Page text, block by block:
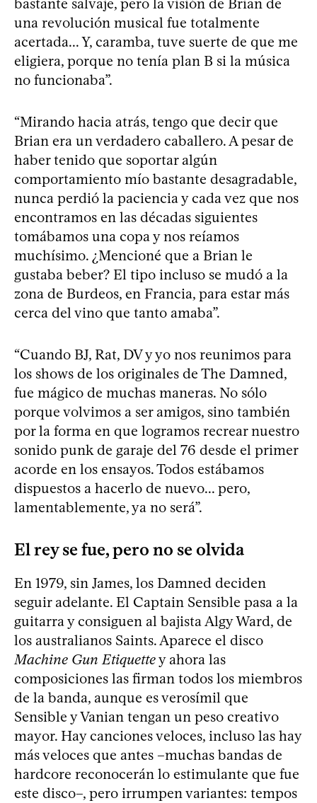
bastante salvaje, pero la visión de Brian de
una revolución musical fue totalmente
acertada... Y, caramba, tuve suerte de que me
eligiera, porque no tenía plan B si la música
no funcionaba”.
“Mirando hacia atrás, tengo que decir que
Brian era un verdadero caballero. A pesar de
haber tenido que soportar algún
comportamiento mío bastante desagradable,
nunca perdió la paciencia y cada vez que nos
encontramos en las décadas siguientes
tomábamos una copa y nos reíamos
muchísimo. ¿Mencioné que a Brian le
gustaba beber? El tipo incluso se mudó a la
zona de Burdeos, en Francia, para estar más
cerca del vino que tanto amaba”.
“Cuando BJ, Rat, DV y yo nos reunimos para
los shows de los originales de The Damned,
fue mágico de muchas maneras. No sólo
porque volvimos a ser amigos, sino también
por la forma en que logramos recrear nuestro
sonido punk de garaje del 76 desde el primer
acorde en los ensayos. Todos estábamos
dispuestos a hacerlo de nuevo... pero,
lamentablemente, ya no será”.
El rey se fue, pero no se olvida
En 1979, sin James, los Damned deciden
seguir adelante. El Captain Sensible pasa a la
guitarra y consiguen al bajista Algy Ward, de
los australianos Saints. Aparece el disco
Machine Gun Etiquettey ahora las
composiciones las firman todos los miembros
de la banda, aunque es verosímil que
Sensible y Vanian tengan un peso creativo
mayor. Hay canciones veloces, incluso las hay
más veloces que antes –muchas bandas de
hardcore reconocerán lo estimulante que fue
este disco–, pero irrumpen variantes: tempos